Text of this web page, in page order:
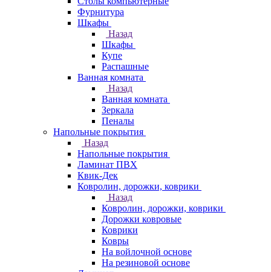
Фурнитура
Шкафы
Назад
Шкафы
Купе
Распашные
Ванная комната
Назад
Ванная комната
Зеркала
Пеналы
Напольные покрытия
Назад
Напольные покрытия
Ламинат ПВХ
Квик-Дек
Ковролин, дорожки, коврики
Назад
Ковролин, дорожки, коврики
Дорожки ковровые
Коврики
Ковры
На войлочной основе
На резиновой основе